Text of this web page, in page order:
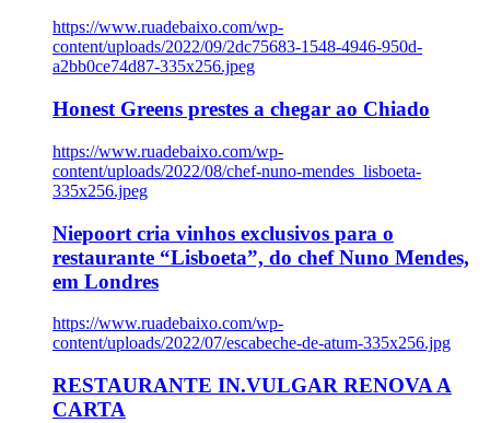
https://www.ruadebaixo.com/wp-
content/uploads/2022/09/2dc75683-1548-4946-950d-
a2bb0ce74d87-335x256.jpeg
Honest Greens prestes a chegar ao Chiado
https://www.ruadebaixo.com/wp-
content/uploads/2022/08/chef-nuno-mendes_lisboeta-
335x256.jpeg
Niepoort cria vinhos exclusivos para o
restaurante “Lisboeta”, do chef Nuno Mendes,
em Londres
https://www.ruadebaixo.com/wp-
content/uploads/2022/07/escabeche-de-atum-335x256.jpg
RESTAURANTE IN.VULGAR RENOVA A
CARTA